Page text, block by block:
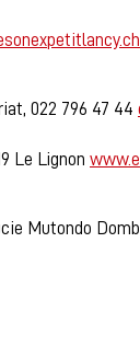
022 796 47 44
Le Lignon
Mutondo